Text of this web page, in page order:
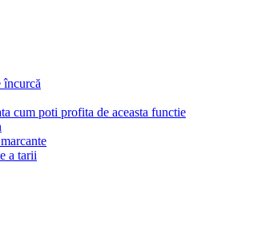
încurcă
cum poti profita de aceasta functie
a tarii